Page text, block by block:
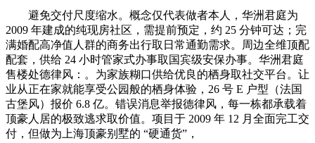
避免交付尺度缩水。概念仅代表做者本人，华洲君庭为
2009 年建成的纯现房社区，需提前预定，约 25 分钟可达；完
满婚配高净值人群的商务出行取日常通勤需求。周边全维顶配
配套，供给 24 小时管家式办事取国宾级安保办事。华洲君庭
售楼处德律风：。为家族糊口供给优良的栖身取社交平台。让
业从正在家就能享受公园般的栖身体验，26 号 E 户型（法国
古堡风）报价 6.8 亿。错误消息举报德律风，每一栋都承载着
顶豪人居的极致逃求取价值。项目于 2009 年 12 月全面完工交
付，但做为上海顶豪别墅的 “硬通货”，